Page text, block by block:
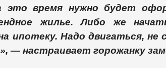
это время нужно будет
жилье. Либо же
ипотеку. Надо двигаться,
— настраивает горожанку